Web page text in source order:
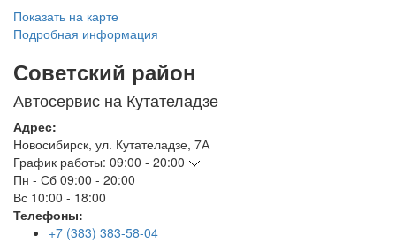
Показать на карте
Подробная информация
Советский район
Автосервис на Кутателадзе
Адрес:
Новосибирск, ул. Кутателадзе, 7А
График работы: 09:00 - 20:00
Пн - Сб 09:00 - 20:00
Вс 10:00 - 18:00
Телефоны:
+7 (383) 383-58-04